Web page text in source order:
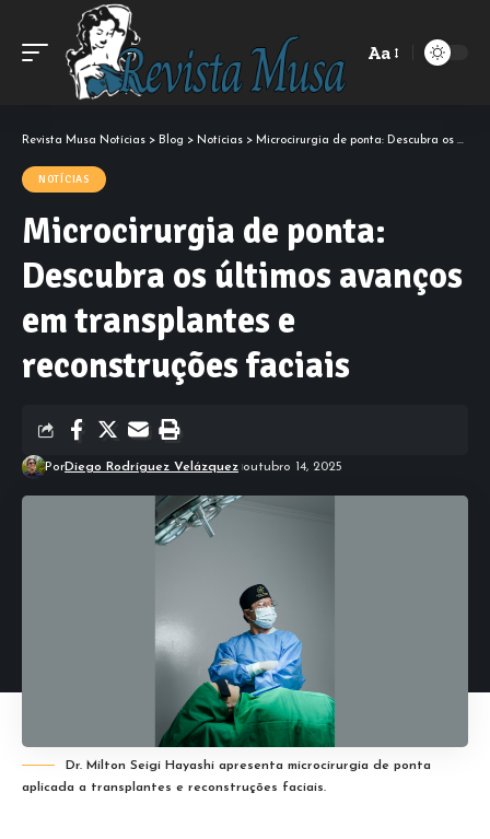
Font
Aa
Revista Musa Notícias > Blog > Notícias > Microcirurgia de ponta: Descubra os últimos avanços em transplantes e reconstruções faciais
NOTÍCIAS
Microcirurgia de ponta:
Descubra os últimos avanços
em transplantes e
reconstruções faciais
PorDiego Rodríguez Velázquez outubro 14, 2025
Dr. Milton Seigi Hayashi apresenta microcirurgia de ponta
aplicada a transplantes e reconstruções faciais.